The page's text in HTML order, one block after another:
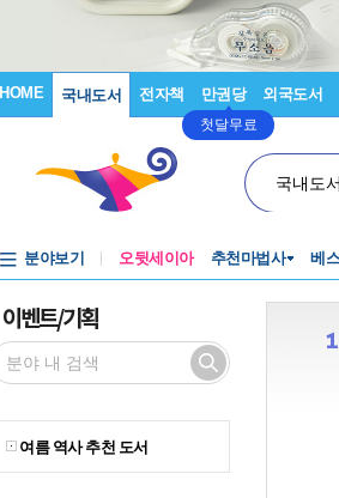
HOME 국내도서 전자책 만권당
첫달무료
외국도서
국내도
분야보기 오뒷세이아 추천마법사 베
이벤트/기획
여름 역사 추천 도서